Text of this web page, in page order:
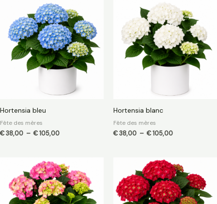
Hortensia bleu
Fête des mères
€38,00 – €105,00
de
prix :
€ 38,00
à
€ 105,00
Hortensia blanc
Fête des mères
€38,00 – €105,00
de
prix :
€ 38,00
€ 105,00
de
prix :
€ 38,00
à
€ 105,00
de
prix :
€ 38,00
à
€ 105,00